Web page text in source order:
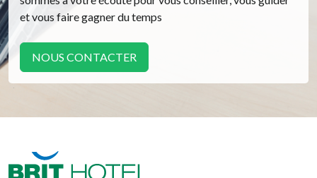
et vous faire gagner du temps
NOUS CONTACTER